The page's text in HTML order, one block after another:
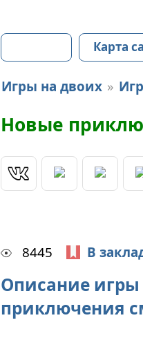
Игры на двоих »
Карта
Новые
8445 В
Описание
приключения